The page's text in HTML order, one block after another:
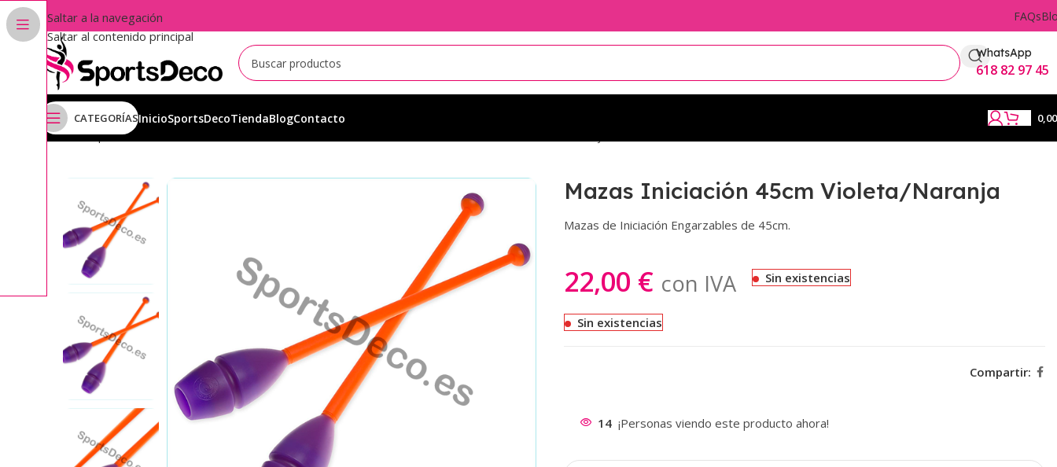
Saltar a la navegación
Saltar al contenido principal
FAQs
WhatsApp
618 82 97 45
CATEGORÍASInicioSportsDecoTiendaBlogContacto
Inicio Aparatos
Mazas Iniciación 45cm Violeta/Naranja
Mazas de Iniciación Engarzables de 45cm.
22,00 € con IVA Sin existencias
Sin existencias
Compartir:
14 ¡Personas viendo este producto ahora!